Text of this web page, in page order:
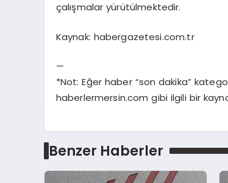
çalışmalar yürütülmektedir.
Kaynak: habergazetesi.com.tr
—
*Not: Eğer haber “son dakika”
haberlermersin.com gibi ilgili bir
Benzer Haberler